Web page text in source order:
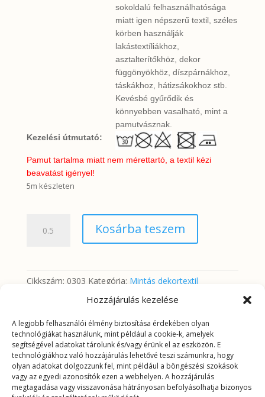
Hozzájárulás kezelése
A legjobb felhasználói élmény biztosítása érdekében olyan
technológiákat használunk, mint például a cookie-k, amelyek
segítségével adatokat tárolunk és/vagy érünk el az eszközön. E
technológiákhoz való hozzájárulás lehetővé teszi számunkra, hogy
olyan adatokat dolgozzunk fel, mint például a böngészési szokások
vagy az egyedi azonosítók ezen a webhelyen. A hozzájárulás
megtagadása vagy visszavonása hátrányosan befolyásolhatja bizonyos
sokoldalú felhasználhatósága
miatt igen népszerű textil, széles
körben használják
lakástextíliákhoz,
asztalterítőkhöz, dekor
függönyökhöz, díszpárnákhoz,
táskákhoz, hátizsákokhoz stb.
Kevésbé gyűrődik és
könnyebben vasalható, mint a
pamutvásznak.
Kezelési útmutató:
Pamut tartalma miatt nem mérettartó, a textil kézi
beavatást igényel!
5m készleten
virágminta
mennyiség
Kosárba teszem
Cikkszám: 0303 Kategória: Mintás dekortextil
További információk
További információk